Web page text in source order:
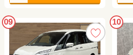
09 10